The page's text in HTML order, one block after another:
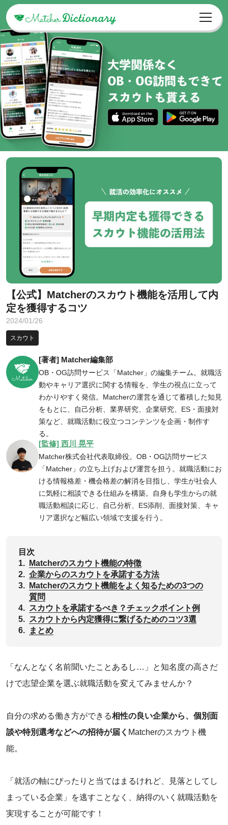
【公式】Matcherのスカウト機能を活用して内
定を獲得するコツ
2024/01/26
スカウト
[著者] Matcher編集部
OB・OG訪問サービス「Matcher」の編集チーム。就職活
動やキャリア選択に関する情報を、学生の視点に立って
わかりやすく発信。Matcherの運営を通じて蓄積した知見
をもとに、自己分析、業界研究、企業研究、ES・面接対
策など、就職活動に役立つコンテンツを企画・制作す
る。
[監修] 西川 晃平
Matcher株式会社代表取締役。OB・OG訪問サービス
「Matcher」の立ち上げおよび運営を担う。就職活動にお
ける情報格差・機会格差の解消を目指し、学生が社会人
に気軽に相談できる仕組みを構築。自身も学生からの就
職活動相談に応じ、自己分析、ES添削、面接対策、キャ
リア選択など幅広い領域で支援を行う。
目次
1.
Matcherのスカウト機能の特徴
2. 企業からのスカウトを承諾する方法
3.
Matcherのスカウト機能をよく知るための3つの
質問
4. スカウトを承諾するべき？チェックポイント例
5. スカウトから内定獲得に繋げるためのコツ3選
6.
まとめ
「なんとなく名前聞いたことあるし…」と知名度の高さだ
けで志望企業を選ぶ就職活動を変えてみませんか？
自分の求める働き方ができる相性の良い企業から、個別面
談や特別選考などへの招待が届く Matcherのスカウト機
能。
「就活の軸にぴったりと当てはまるけれど、見落としてし
まっている企業」を逃すことなく、納得のいく就職活動を
実現することが可能です！